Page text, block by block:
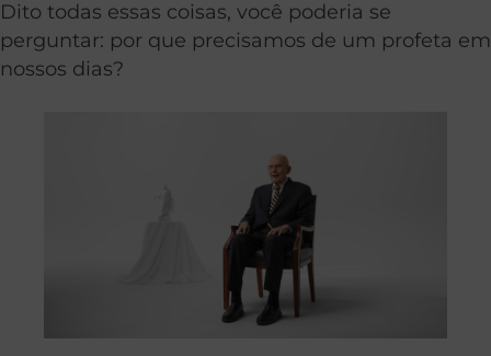
Dito todas essas coisas, você poderia se
perguntar: por que precisamos de um profeta em
nossos dias?